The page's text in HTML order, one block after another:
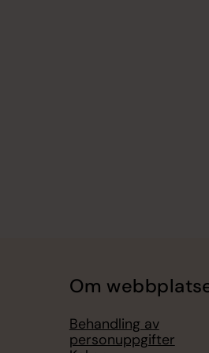
Om
Behandling av
personuppgifter